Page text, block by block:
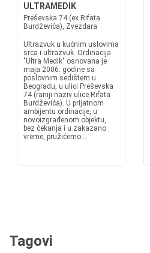
ULTRAMEDIK
Preševska 74 (ex Rifata
Burdževića), Zvezdara
Ultrazvuk u kućnim uslovima
srca i ultrazvuk. Ordinacija
"Ultra Medik" osnovana je
maja 2006. godine sa
poslovnim sedištem u
Beogradu, u ulici Preševska
74 (raniji naziv ulice Rifata
Burdževića). U prijatnom
ambijentu ordinacije, u
novoizgrađenom objektu,
bez čekanja i u zakazano
vreme, pružićemo...
Tagovi